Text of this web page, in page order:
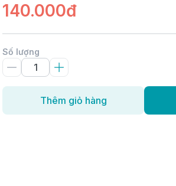
140.000đ
Số lượng
Thêm giỏ hàng